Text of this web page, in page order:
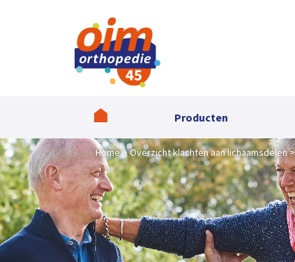
Producten
Home Overzicht klachten aan lichaamsdelen